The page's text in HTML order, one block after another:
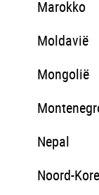
Marokko
Moldavië
Mongolië
Nepal
Noord-